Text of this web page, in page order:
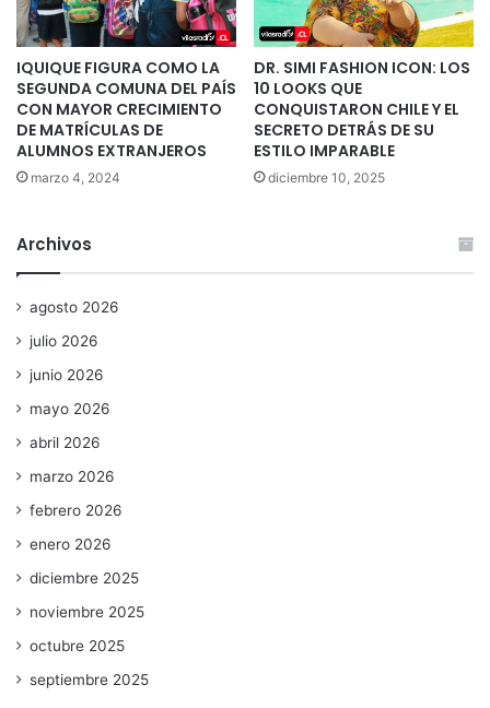
IQUIQUE FIGURA COMO LA
SEGUNDA COMUNA DEL PAÍS
CON MAYOR CRECIMIENTO
DE MATRÍCULAS DE
ALUMNOS EXTRANJEROS
marzo 4, 2024
DR. SIMI FASHION ICON: LOS
10 LOOKS QUE
CONQUISTARON CHILE Y EL
SECRETO DETRÁS DE SU
ESTILO IMPARABLE
diciembre 10, 2025
Archivos
agosto 2026
julio 2026
junio 2026
mayo 2026
abril 2026
marzo 2026
febrero 2026
enero 2026
diciembre 2025
noviembre 2025
octubre 2025
septiembre 2025